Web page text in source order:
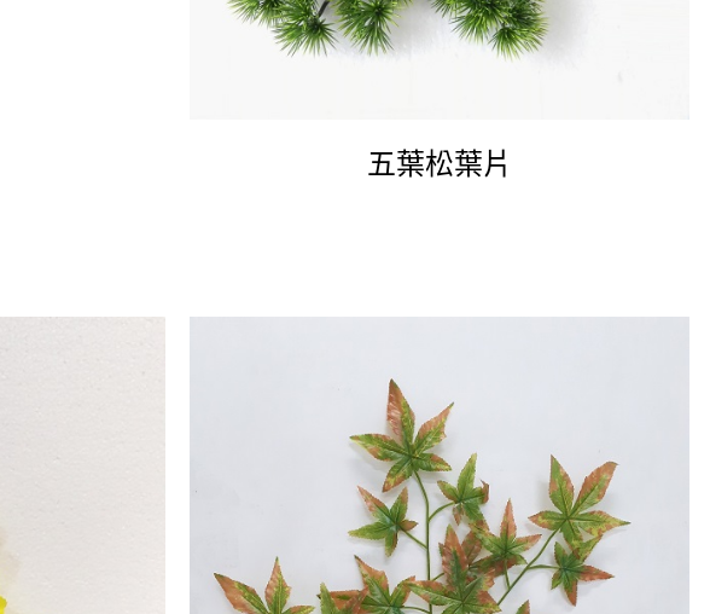
五葉松葉片